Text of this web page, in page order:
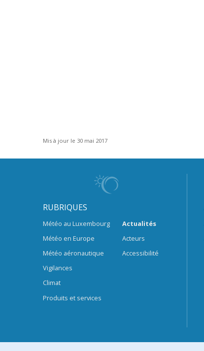
Mis à jour le 30 mai 2017
RUBRIQUES
Météo au Luxembourg
Météo en Europe
Météo aéronautique
Vigilances
Climat
Produits et services
Actualités
Acteurs
Accessibilité